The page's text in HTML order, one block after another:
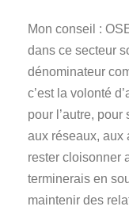
Mon conseil :
dans ce secteur
dénominateur
c’est la volonté
pour l’autre, pour
aux réseaux, aux
rester cloisonner
terminerais en
maintenir des